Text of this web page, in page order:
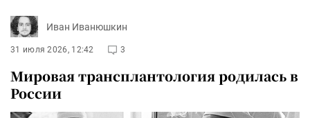
Иван Иванюшкин
31 июля 2026, 12:42 3
Мировая трансплантология родилась в
России